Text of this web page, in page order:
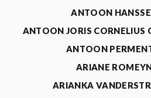
ANTOON
ANTOON JORIS CORNELIUS
ANTOON
ARIANE
ARIANKA